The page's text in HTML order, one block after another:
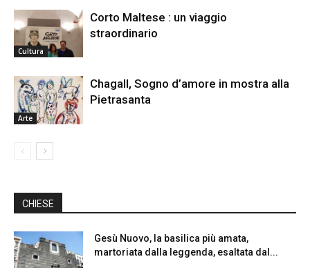
Cultura
Corto Maltese : un viaggio
straordinario
Arte
Chagall, Sogno d’amore in mostra alla
Pietrasanta
CHIESE
Gesù Nuovo, la basilica più amata,
martoriata dalla leggenda, esaltata dal...